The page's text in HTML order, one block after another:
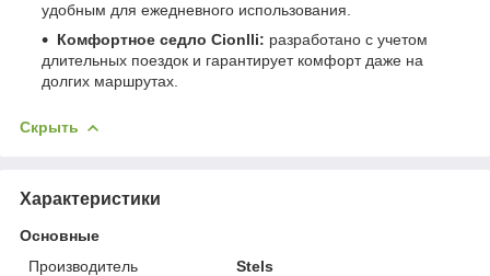
удобным для ежедневного использования.
Комфортное седло Cionlli: разработано с учетом
длительных поездок и гарантирует комфорт даже на
долгих маршрутах.
Скрыть
Характеристики
Основные
Производитель
Stels